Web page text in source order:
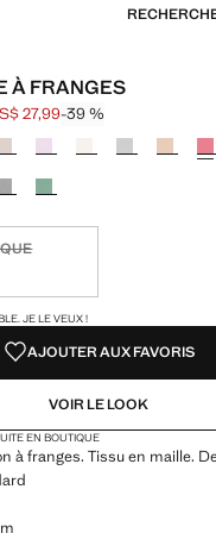
À FRANGES
[US$ 45,99 ]
27,99 ]
27,99-39 %
couleur
Je le veux !
!
JE LE VEUX !
AJOUTER AUX FAVORIS
VOIR LE LOOK
EN BOUTIQUE
à franges. Tissu en maille.